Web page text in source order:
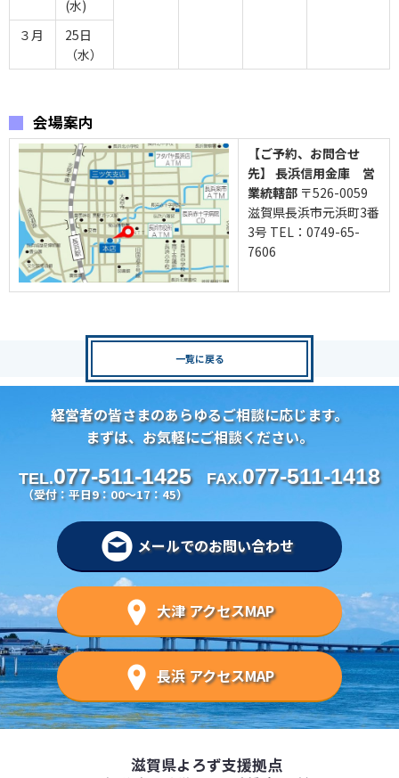
(水)
３月
25日
（水）
会場案内
【ご予約、お問合せ
先】 長浜信用金庫 営
業統轄部 〒526-0059
滋賀県長浜市元浜町3番
3号 TEL：0749-65-
7606
一覧に戻る
経営者の皆さまのあらゆるご相談に応じます。
まずは、お気軽にご相談ください。
TEL.077-511-1425
（受付：平日9：00～17：45）
FAX.077-511-1418
メールでのお問い合わせ
大津 アクセスMAP
長浜 アクセスMAP
滋賀県よろず支援拠点